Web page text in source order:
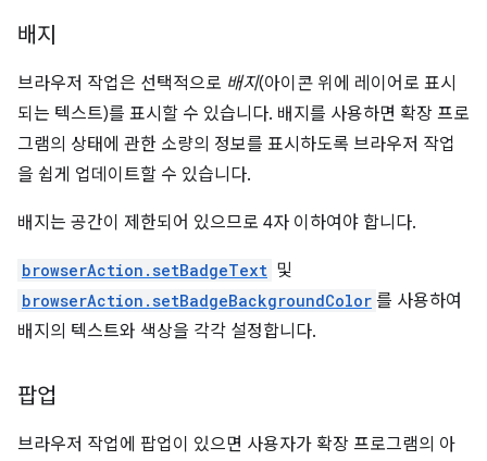
배지
브라우저 작업은 선택적으로 배지(아이콘 위에 레이어로 표시
되는 텍스트)를 표시할 수 있습니다. 배지를 사용하면 확장 프로
그램의 상태에 관한 소량의 정보를 표시하도록 브라우저 작업
을 쉽게 업데이트할 수 있습니다.
배지는 공간이 제한되어 있으므로 4자 이하여야 합니다.
browserAction.setBadgeText 및
browserAction.setBadgeBackgroundColor 를 사용하여
배지의 텍스트와 색상을 각각 설정합니다.
팝업
브라우저 작업에 팝업이 있으면 사용자가 확장 프로그램의 아